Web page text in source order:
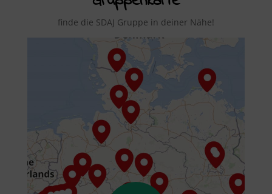
finde die SDAJ Gruppe in deiner Nähe!